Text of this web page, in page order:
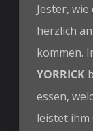
Jester,
herzlich
kommen.
YORRICK
essen,
leistet ihm